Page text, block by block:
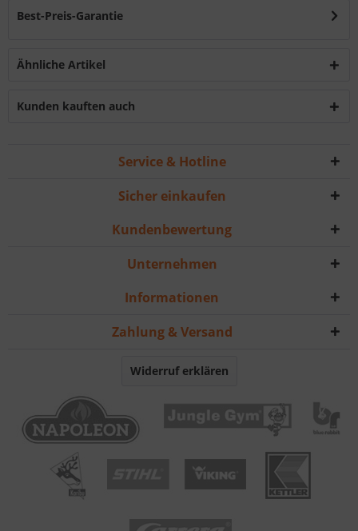
Best-Preis-Garantie
Ähnliche Artikel
Kunden kauften auch
Service & Hotline
Sicher einkaufen
Kundenbewertung
Unternehmen
Informationen
Zahlung & Versand
Widerruf erklären